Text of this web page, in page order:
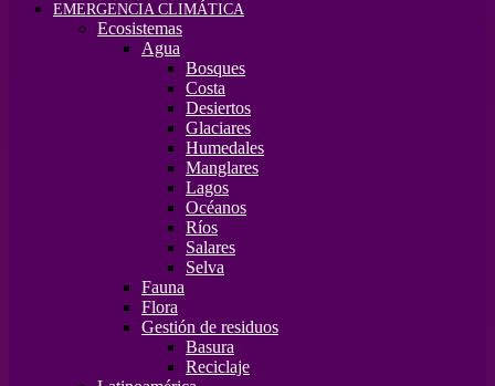
EMERGENCIA CLIMÁTICA
Ecosistemas
Agua
Bosques
Costa
Desiertos
Glaciares
Humedales
Manglares
Lagos
Océanos
Ríos
Salares
Selva
Fauna
Flora
Gestión de residuos
Basura
Reciclaje